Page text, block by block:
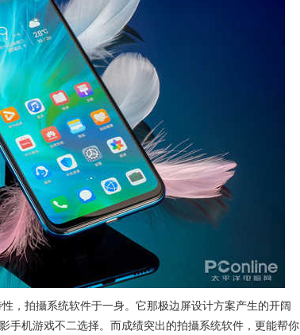
，拍攝系统软件于一身。它那极边屏设计方案产生的开阔
手机游戏不二选择。而成绩突出的拍攝系统软件，更能帮你